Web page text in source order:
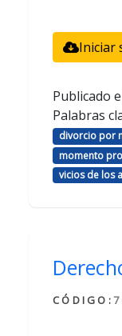
Iniciar
Publicado
Palabras
divorcio por
momento
vicios de los
CÓDIGO: